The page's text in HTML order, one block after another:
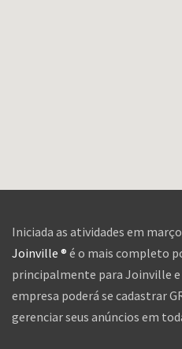
Iniciada as atividades em
Joinville ® é o mais completo
principalmente para Joinville e
empresa poderá se cadastrar
gerenciar seus anúncios em